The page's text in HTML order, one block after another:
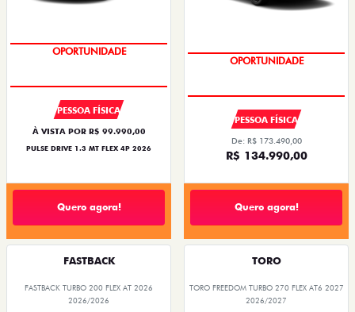
NOVA VERSÃO
PESSOA FÍSICA
À VISTA POR R$ 99.990,00
PULSE DRIVE 1.3 MT FLEX 4P 2026
Quero agora!
PREÇO IMPERDÍVEL
PESSOA FÍSICA
De: R$ 173.490,00
R$ 134.990,00
Quero agora!
FASTBACK
FASTBACK TURBO 200 FLEX AT 2026
2026/2026
TORO
TORO FREEDOM TURBO 270 FLEX AT6 2027
2026/2027